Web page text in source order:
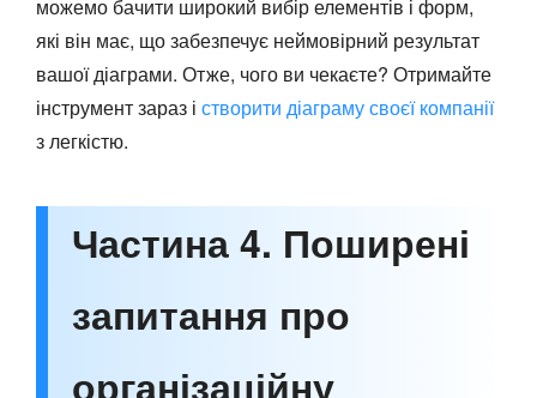
можемо бачити широкий вибір елементів і форм,
які він має, що забезпечує неймовірний результат
вашої діаграми. Отже, чого ви чекаєте? Отримайте
інструмент зараз і створити діаграму своєї компанії
з легкістю.
Частина 4. Поширені
запитання про
організаційну